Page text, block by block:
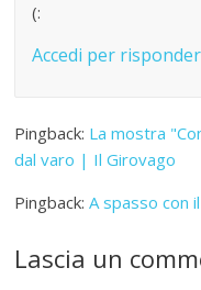
(:
Accedi per
Pingback: La mostra
dal varo | Il Girovago
Pingback:A spasso con
Lascia un